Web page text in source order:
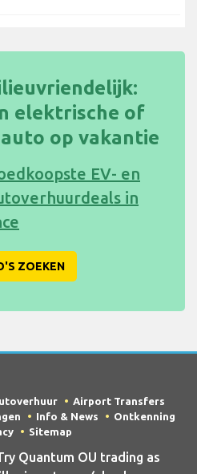
elektrische of
op vakantie
EV- en
in
ZOEKEN
Airport Transfers
Info & News
Ontkenning
Sitemap
Quantum OU trading as